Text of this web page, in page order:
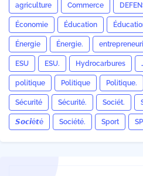
agriculture Commerce
Économie Éducation
Énergie Énergie.
ESU ESU. Hydrocarbures
politique Politique Politique.
Sécurité Sécurité. Sociét.
𝙎𝙤𝙘𝙞é𝙩é Société. Sport